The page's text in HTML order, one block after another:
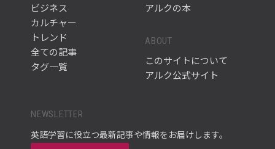
ビジネス
カルチャー
トレンド
全ての記事
タグ一覧
アルクの本
ABOUT
このサイトについて
アルク公式サイト
NEWSLETTER
英語学習に役立つ最新記事や情報をお届けします。